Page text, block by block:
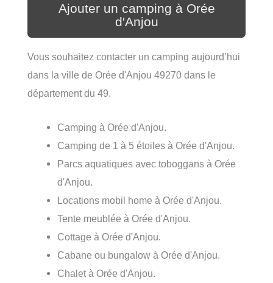
Ajouter un camping à Orée
d'Anjou
Vous souhaitez contacter un camping aujourd’hui
dans la ville de Orée d'Anjou 49270 dans le
département du 49.
Camping à Orée d'Anjou.
Camping de 1 à 5 étoiles à Orée d'Anjou.
Parcs aquatiques avec toboggans à Orée
d'Anjou.
Locations mobil home à Orée d'Anjou.
Tente meublée à Orée d'Anjou.
Cottage à Orée d'Anjou.
Cabane ou bungalow à Orée d'Anjou.
Chalet à Orée d'Anjou.